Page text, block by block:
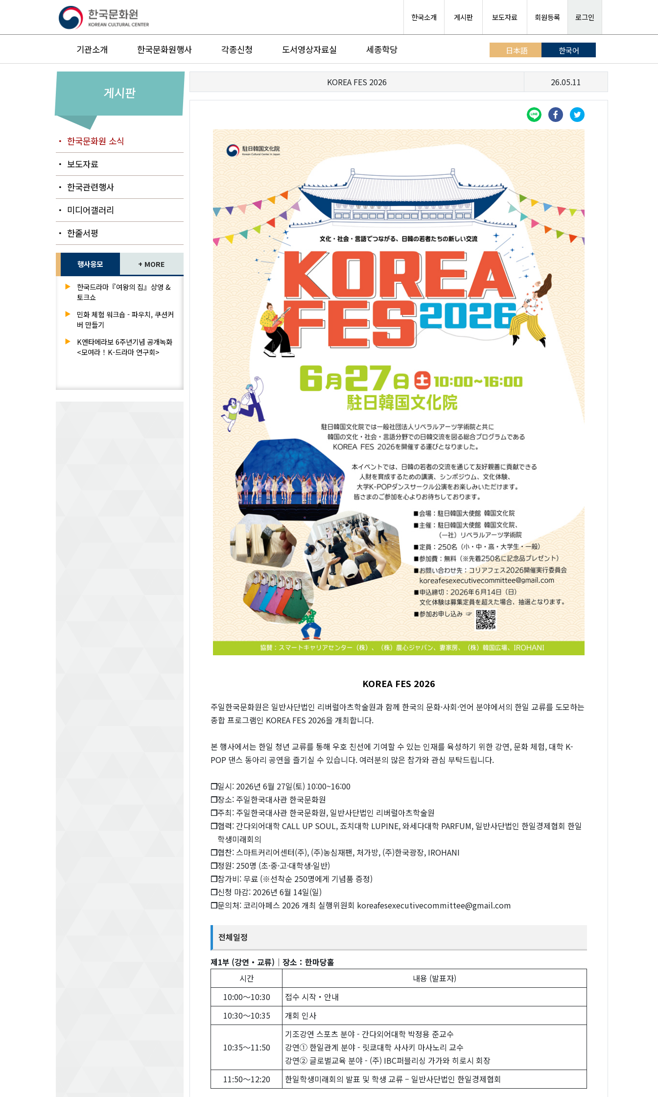
한국소개 게시판 보도자료 회원등록 로그인
기관소개 한국문화원행사 각종신청 도서영상자료실 세종학당 日本語 한국어
게시판
・ 한국문화원 소식
・ 보도자료
・ 한국관련행사
・ 미디어갤러리
・ 한줄서평
행사응모 + MORE
▶
한국드라마『여왕의 집』상영 &
토크쇼
▶
민화 체험 워크숍 - 파우치, 쿠션커
버 만들기
▶
K엔타메라보 6주년기념 공개녹화
<모여라！K-드라마 연구회>
KOREA FES 2026 26.05.11
KOREA FES 2026
주일한국문화원은 일반사단법인 리버럴아츠학술원과 함께 한국의 문화·사회·언어 분야에서의 한일 교류를 도모하는
종합 프로그램인 KOREA FES 2026을 개최합니다.
본 행사에서는 한일 청년 교류를 통해 우호 친선에 기여할 수 있는 인재를 육성하기 위한 강연, 문화 체험, 대학 K-
POP 댄스 동아리 공연을 즐기실 수 있습니다. 여러분의 많은 참가와 관심 부탁드립니다.
❐일시: 2026년 6월 27일(토) 10:00~16:00
❐장소: 주일한국대사관 한국문화원
❐주최: 주일한국대사관 한국문화원, 일반사단법인 리버럴아츠학술원
❐협력: 간다외어대학 CALL UP SOUL, 죠치대학 LUPINE, 와세다대학 PARFUM, 일반사단법인 한일경제협회 한일
학생미래회의
❐협찬: 스마트커리어센터(주), (주)농심재팬, 처가방, (주)한국광장, IROHANI
❐정원: 250명 (초·중·고·대학생·일반)
❐참가비: 무료 (※선착순 250명에게 기념품 증정)
❐신청 마감: 2026년 6월 14일(일)
❐문의처: 코리아페스 2026 개최 실행위원회 koreafesexecutivecommittee@gmail.com
전체일정
제1부 (강연・교류)｜장소：한마당홀
시간
내용 (발표자)
10:00～10:30
접수 시작・안내
10:30～10:35
개회 인사
10:35～11:50
기조강연 스포츠 분야 - 간다외어대학 박정용 준교수
강연① 한일관계 분야 - 릿쿄대학 사사키 마사노리 교수
강연② 글로벌교육 분야 - (주) IBC퍼블리싱 가가와 히로시 회장
11:50～12:20
한일학생미래회의 발표 및 학생 교류 – 일반사단법인 한일경제협회